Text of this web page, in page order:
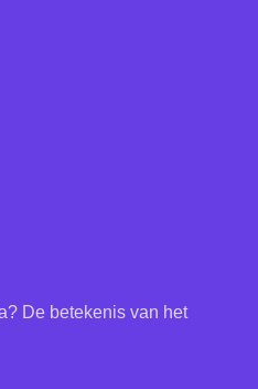
De betekenis van het